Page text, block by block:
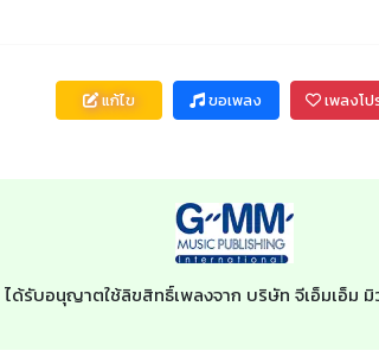
แก้ไข ขอเพลง เพลงโป
ได้รับอนุญาตใช้ลิขสิทธิ์เพลงจาก บริษัท จีเอ็มเอ็ม